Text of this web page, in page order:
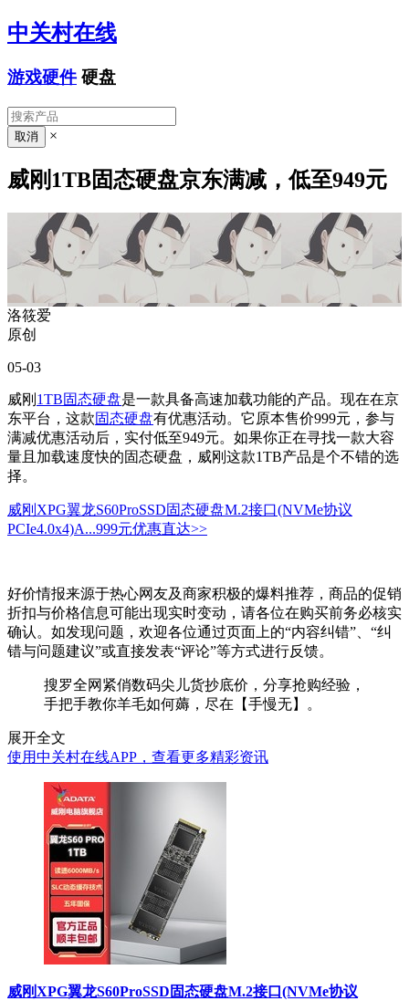
中关村在线
游戏硬件 硬盘
×
威刚1TB固态硬盘京东满减，低至949元
洛筱爱
原创
05-03
威刚 1TB固态硬盘是一款具备高速加载功能的产品。现在在京
东平台，这款固态硬盘有优惠活动。它原本售价999元，参与
满减优惠活动后，实付低至949元。如果你正在寻找一款大容
量且加载速度快的固态硬盘，威刚这款1TB产品是个不错的选
择。
威刚XPG翼龙S60ProSSD固态硬盘M.2接口(NVMe协议
PCIe4.0x4)A...999元优惠直达>>
好价情报来源于热心网友及商家积极的爆料推荐，商品的促销
折扣与价格信息可能出现实时变动，请各位在购买前务必核实
确认。如发现问题，欢迎各位通过页面上的“内容纠错”、“纠
错与问题建议”或直接发表“评论”等方式进行反馈。
搜罗全网紧俏数码尖儿货抄底价，分享抢购经验，
手把手教你羊毛如何薅，尽在【手慢无】。
展开全文
使用中关村在线APP，查看更多精彩资讯
威刚XPG翼龙S60ProSSD固态硬盘M.2接口(NVMe协议